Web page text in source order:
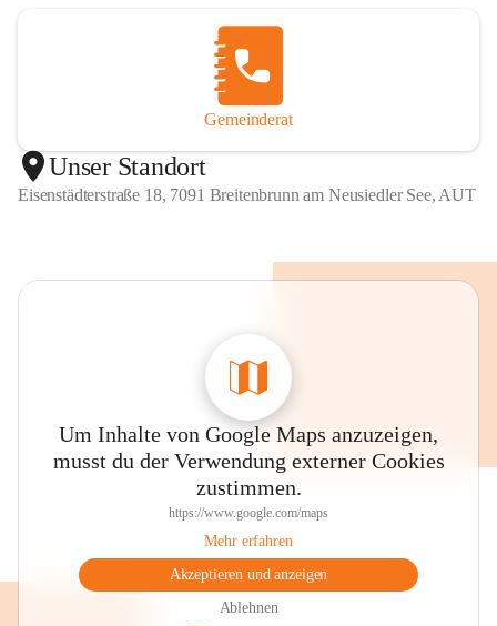
Gemeinderat
Unser Standort
Eisenstädterstraße 18, 7091 Breitenbrunn am Neusiedler See, AUT
Um Inhalte von Google Maps anzuzeigen,
musst du der Verwendung externer Cookies
zustimmen.
https://www.google.com/maps
Mehr erfahren
Akzeptieren und anzeigen
Ablehnen